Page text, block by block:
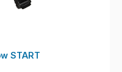
START